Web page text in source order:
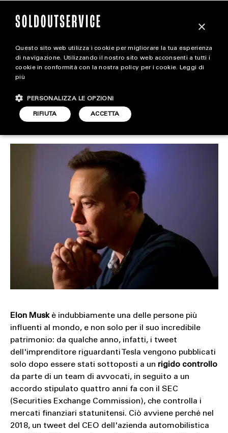
extra
ALL EXTRA
ART & DESIGN
CINEMA
FOOD & BEVERAGE
HOUSE
LIFESTYLE
MOTORS
SOUND
SPORT
TECH
Elon Musk creerà un
nuovo social network?
LIFESTYLE
1 APRILE 2022
Elon Musk è indubbiamente una delle persone più
influenti al mondo, e non solo per il suo incredibile
patrimonio: da qualche anno, infatti, i tweet
dell'imprenditore riguardanti Tesla vengono pubblicati
solo dopo essere stati sottoposti a un rigido controllo
da parte di un team di avvocati, in seguito a un
accordo stipulato quattro anni fa con il SEC
(Securities Exchange Commission), che controlla i
mercati finanziari statunitensi. Ciò avviene perché nel
2018, un tweet del CEO dell'azienda automobilistica
×
Questo sito web utilizza i cookie per migliorare la tua esperienza
di navigazione. Utilizzando il nostro sito web acconsenti a tutti i
cookie in conformità con la nostra policy per i cookie. Leggi di
più
ACCETTA
RIFIUTA
PERSONALIZZA LE OPZIONI